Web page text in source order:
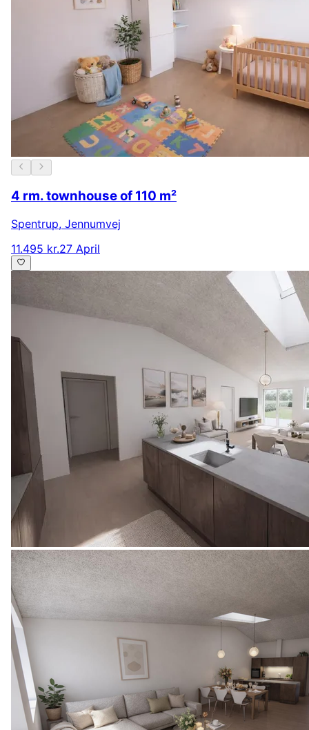
4 rm. townhouse of 110 m²
Spentrup, Jennumvej
11.495 kr.27 April